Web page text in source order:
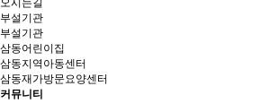
오시는길
부설기관
부설기관
삼동어린이집
삼동지역아동센터
삼동재가방문요양센터
커뮤니티